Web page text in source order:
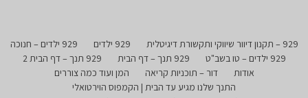
929 – תקנון דיוור שיווקי ותקשורת דיגיטלית 929 ילדים
929 ילדים – חנוכה
929 ילדים – טו בשב"ט
929 תנך – דף הבית
929 תנך – דף הבית 2
אודות
דור – תוכניות קריאה
המן ועוד כמה צוררים
התנך שלנו מגיע עד הבית | הקמפוס הוירטואלי